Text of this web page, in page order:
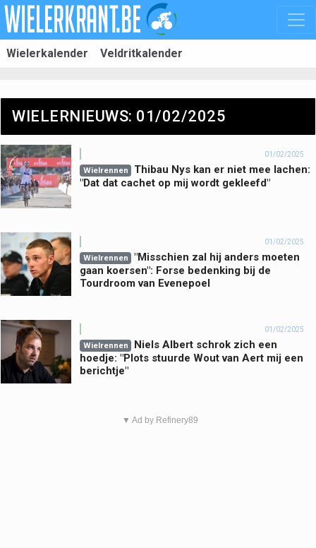
Wielerkalender Veldritkalender
WIELERNIEUWS: 01/02/2025
01/02/2025
Wielrennen
Thibau Nys kan er niet mee lachen:
"Dat dat cachet op mij wordt gekleefd"
01/02/2025
Wielrennen
"Misschien zal hij anders moeten
gaan koersen": Forse bedenking bij de
Tourdroom van Evenepoel
01/02/2025
Wielrennen
Niels Albert schrok zich een
hoedje: "Plots stuurde Wout van Aert mij een
berichtje"
▼ Ad by Refinery89